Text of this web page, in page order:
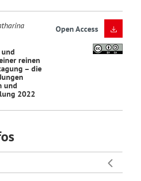
reinen
– die
und
2022
Open Access